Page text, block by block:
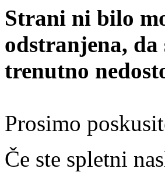
Strani ni bilo
odstranjena,
trenutno
Prosimo
Če ste spletni